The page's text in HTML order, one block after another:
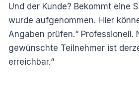
Und der Kunde? Bekommt eine
wurde aufgenommen. Hier
Angaben prüfen.“ Professionell.
gewünschte Teilnehmer ist
erreichbar.“